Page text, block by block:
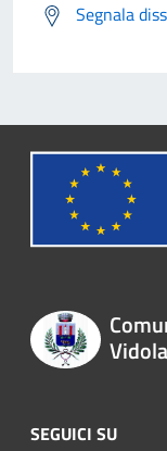
Segnala
SEGUICI SU